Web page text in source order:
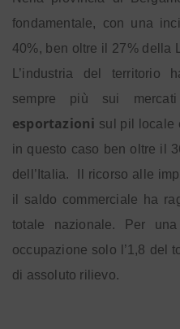
fondamentale, con una
40%, ben oltre il 27% della
L’industria del territorio
sempre più sui
esportazioni sul pil locale
in questo caso ben oltre il
dell’Italia.
Il ricorso alle
il saldo commerciale ha
totale nazionale. Per
occupazione solo l’1,8 del
di assoluto rilievo.